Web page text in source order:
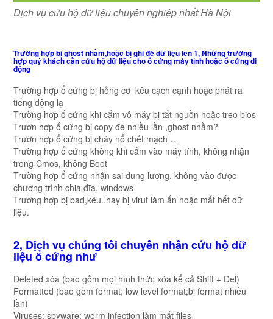
Dịch vụ cứu hộ dữ liệu chuyên nghiệp nhất Hà Nội
Trường hợp bị ghost nhầm,hoặc bị ghi đè dữ liệu lên 1, Những trường
hợp quý khách cần cứu hộ dữ liệu cho ổ cứng máy tính hoặc ổ cứng di
động
Trường hợp ổ cứng bị hỏng cơ kêu cạch cạnh hoặc phát ra
tiếng động lạ
Trường hợp ổ cứng khi cắm vô máy bị tắt nguồn hoặc treo bios
Trườn hợp ổ cứng bị copy đè nhiều lần ,ghost nhầm?
Trườn hợp ổ cứng bị cháy nổ chết mạch …
Trường hợp ổ cứng không khi cắm vào máy tính, không nhận
trong Cmos, không Boot
Trường hợp ổ cứng nhận sai dung lượng, không vào được
chương trình chia đĩa, windows
Trường hợp bị bad,kêu..hay bị virut làm ẩn hoặc mất hết dữ
liệu.
2, Dịch vụ chúng tôi chuyên nhận cứu hộ dữ
liệu ổ cứng như
Deleted xóa (bao gồm mọi hình thức xóa kể cả Shift + Del)
Formatted (bao gồm format; low level format;bị format nhiều
lần)
Viruses; spyware; worm infection làm mất files